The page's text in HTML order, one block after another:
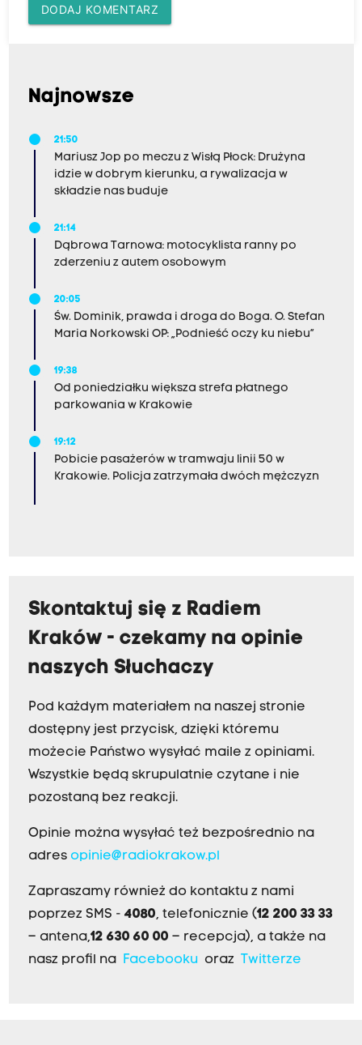
DODAJ KOMENTARZ
Najnowsze
21:50
Mariusz Jop po meczu z Wisłą Płock: Drużyna
idzie w dobrym kierunku, a rywalizacja w
składzie nas buduje
21:14
Dąbrowa Tarnowa: motocyklista ranny po
zderzeniu z autem osobowym
20:05
Św. Dominik, prawda i droga do Boga. O. Stefan
Maria Norkowski OP: „Podnieść oczy ku niebu”
19:38
Od poniedziałku większa strefa płatnego
parkowania w Krakowie
19:12
Pobicie pasażerów w tramwaju linii 50 w
Krakowie. Policja zatrzymała dwóch mężczyzn
Skontaktuj się z Radiem
Kraków - czekamy na opinie
naszych Słuchaczy
Pod każdym materiałem na naszej stronie
dostępny jest przycisk, dzięki któremu
możecie Państwo wysyłać maile z opiniami.
Wszystkie będą skrupulatnie czytane i nie
pozostaną bez reakcji.
Opinie można wysyłać też bezpośrednio na
adres opinie@radiokrakow.pl
Zapraszamy również do kontaktu z nami
poprzez SMS - 4080, telefonicznie (12 200 33 33
– antena,12 630 60 00 – recepcja), a także na
nasz profil na Facebookuoraz Twitterze